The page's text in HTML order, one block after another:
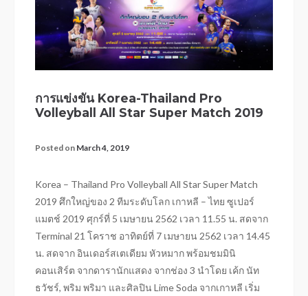
การแข่งขัน Korea-Thailand Pro
Volleyball All Star Super Match 2019
Posted on March 4, 2019
Korea – Thailand Pro Volleyball All Star Super Match
2019 ศึกใหญ่ของ 2 ทีมระดับโลก เกาหลี – ไทย ซูเปอร์
แมตช์ 2019 ศุกร์ที่ 5 เมษายน 2562 เวลา 11.55 น. สดจาก
Terminal 21 โคราช อาทิตย์ที่ 7 เมษายน 2562 เวลา 14.45
น. สดจาก อินเดอร์สเตเดียม หัวหมาก พร้อมชมมินิ
คอนเสิร์ต จากดารานักแสดง จากช่อง 3 นำโดย เค้ก นัท
ธวัชร์, พริม พริมา และศิลปิน Lime Soda จากเกาหลี เริ่ม